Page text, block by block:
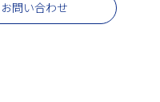
問い合わせ